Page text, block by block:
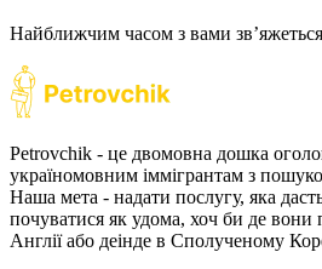
Найближчим часом з вами
Petrovchik - це двомовна дошка
україномовним іммігрантам з
Наша мета - надати послугу, яка
почуватися як удома, хоч би де вони
Англії або деінде в Сполученому